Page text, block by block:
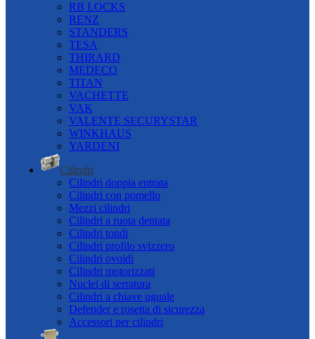
RB LOCKS
RENZ
STANDERS
TESA
THIRARD
MEDECO
TITAN
VACHETTE
VAK
VALENTE SECURYSTAR
WINKHAUS
YARDENI
Cilindri
Cilindri doppia entrata
Cilindri con pomello
Mezzi cilindri
Cilindri a ruota dentata
Cilindri tondi
Cilindri profilo svizzero
Cilindri ovoidi
Cilindri motorizzati
Nuclei di serratura
Cilindri a chiave uguale
Defender e rosetta di sicurezza
Accessori per cilindri